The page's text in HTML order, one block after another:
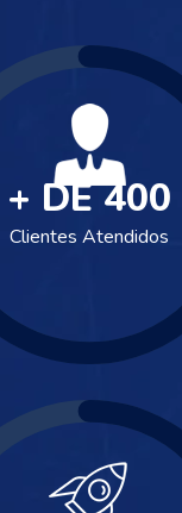
Clientes Atendidos
400
+ DE